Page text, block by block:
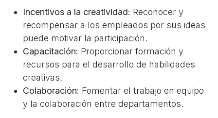
Incentivos a la creatividad: Reconocer y
recompensar a los empleados por sus ideas
puede motivar la participación.
Capacitación: Proporcionar formación y
recursos para el desarrollo de habilidades
creativas.
Colaboración: Fomentar el trabajo en equipo
y la colaboración entre departamentos.